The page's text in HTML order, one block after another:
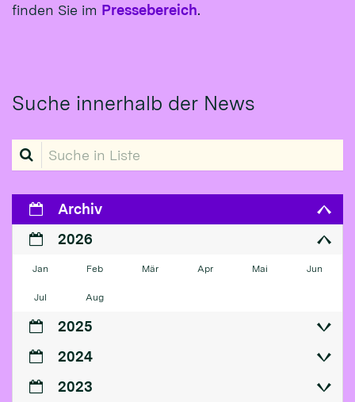
finden Sie im Pressebereich.
Suche innerhalb der News
Suche in Liste
Archiv
2026
Jan Feb Mär Apr Mai Jun
Jul Aug
2025
2024
2023